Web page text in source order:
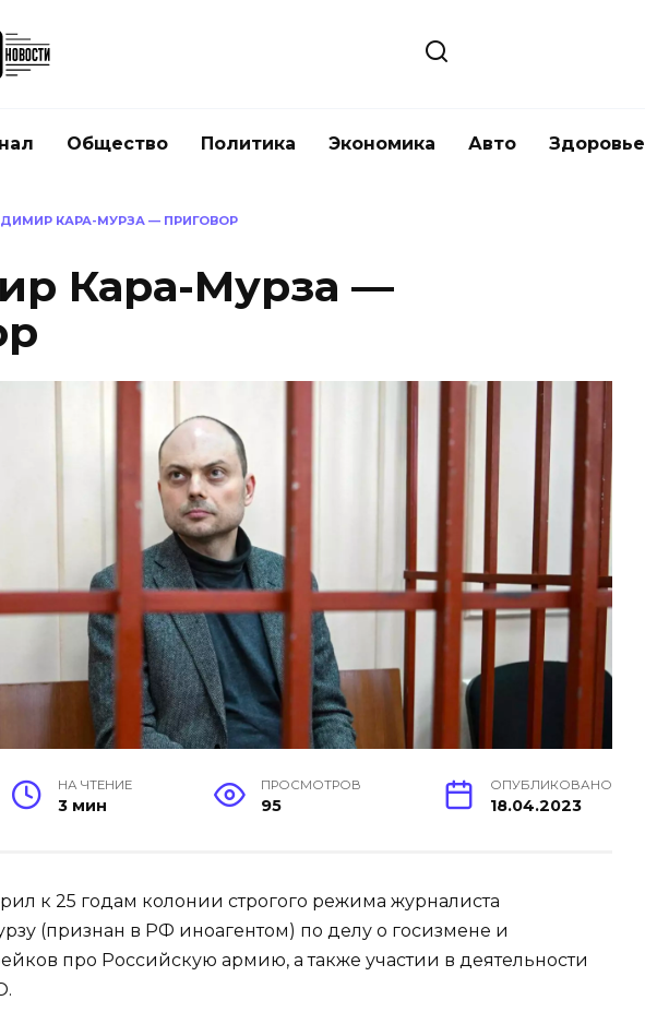
Общество Политика Экономика Авто Здоровье
КАРА-МУРЗА — ПРИГОВОР
Кара-Мурза —
НА ЧТЕНИЕ
3 мин
ПРОСМОТРОВ
95
ОПУБЛИКОВАНО
18.04.2023
к 25 годам колонии строгого режима журналиста
(признан в РФ иноагентом) по делу о госизмене и
про Российскую армию, а также участии в деятельности